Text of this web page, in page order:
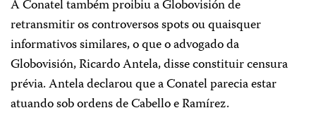
A Conatel também proibiu a Globovisión de
retransmitir os controversos spots ou quaisquer
informativos similares, o que o advogado da
Globovisión, Ricardo Antela, disse constituir censura
prévia. Antela declarou que a Conatel parecia estar
atuando sob ordens de Cabello e Ramírez.